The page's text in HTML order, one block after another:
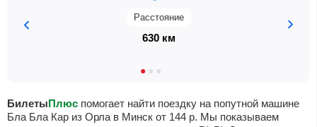
Расстояние
630 км
БилетыПлюс помогает найти поездку на попутной машине
Бла Бла Кар из Орла в Минск от 144 р. Мы показываем